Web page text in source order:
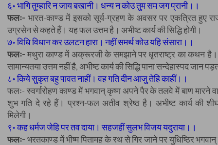
६॰ भागि तुम्हारि न जाय बखानी। धन्य न कोउ तुम सम जग प्रानी।।
फलः- भारत-काण्ड में इसको सूर्य-ग्रहण के अवसर पर एकत्रित हुए
उग्रसेन से कहते हैं। यह फल उत्तम है। अभीष्ट कार्य की सिद्धि होगी।
७॰ विधि विधान कर उलटन हारा। नहीं समर्थ कोउ यहि संसारा।।
फलः- मथुरा काण्ड में अक्रूरजी के समझाने पर धृतराष्ट्र का कथन
सामान्यतया उत्तम नहीं है, अभीष्ट कार्य की सिद्धि पाना सन्देहास्पद जान
८॰ किये सुकृत बहु पावत नाहीं। वह गति दीन आजु तेहि काहीं।।
फलः- स्वर्गारोहण काण्ड में भगवान् कृष्ण अपने पैर के तलवे में बाण मारने
शुभ गति दे रहे हैं। प्रश्न-फल अतीव श्रेष्ठ है। अभीष्ट कार्य की
मिलेगी।
९॰ कह धर्मज जेहि पर तव दाया। सहजहीं सुलभ विजय यदुराया।।
फलः- भरतकाण्ड में भीष्म पितामह के रथ से गिर जाने पर युधिष्ठिर